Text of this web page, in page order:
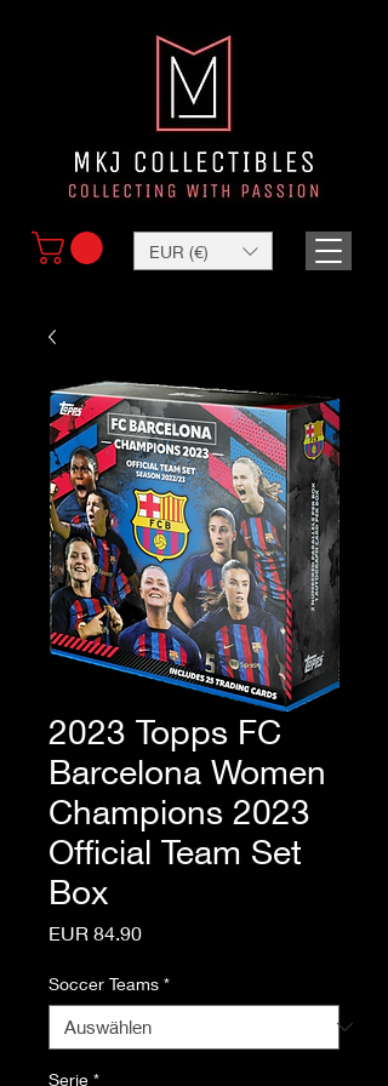
EUR (€)
2023 Topps FC
Barcelona Women
Champions 2023
Official Team Set
Box
EUR 84.90Preis
Soccer Teams *
Serie *